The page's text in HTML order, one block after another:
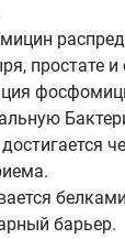
простате
барьер.